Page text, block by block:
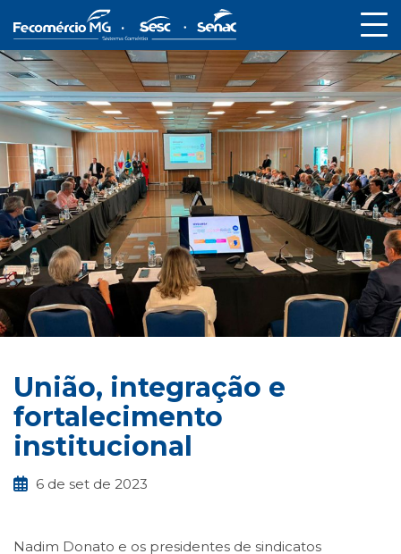
União, integração e
fortalecimento
institucional
6 de set de 2023
Nadim Donato e os presidentes de sindicatos